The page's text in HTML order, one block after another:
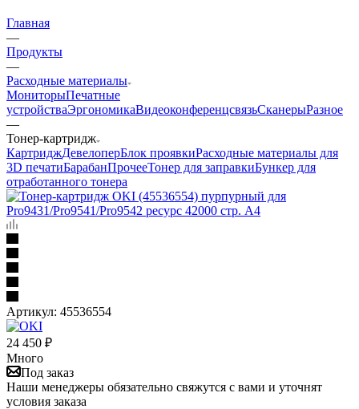
Главная
—
Продукты
—
Расходные материалы
МониторыПечатные
устройстваЭргономикаВидеоконференцсвязьСканерыРазное
—
Тонер-картридж
КартриджДевелоперБлок проявкиРасходные материалы для
3D печатиБарабанПрочееТонер для заправкиБункер для
отработанного тонера
Артикул: 45536554
24 450 ₽
Много
Под заказ
Наши менеджеры обязательно свяжутся с вами и уточнят
условия заказа